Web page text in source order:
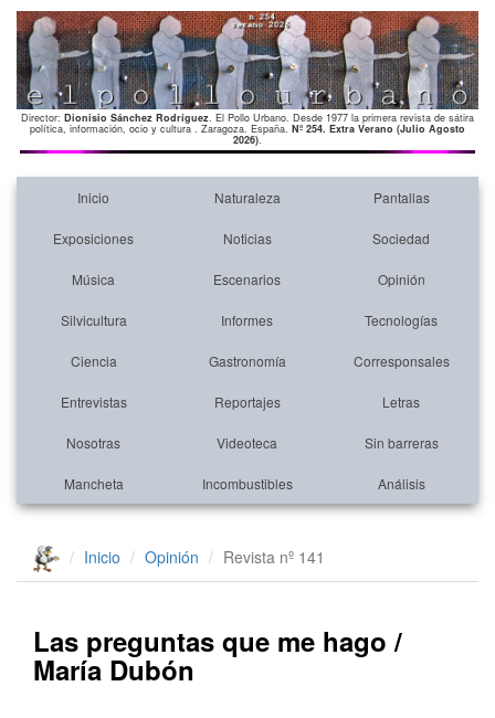
Director: Dionisio Sánchez Rodríguez. El Pollo Urbano. Desde 1977 la primera revista de sátira
política, información, ocio y cultura . Zaragoza. España. Nº 254. Extra Verano (Julio Agosto
2026).
Inicio Naturaleza Pantallas
Exposiciones Noticias Sociedad
Música Escenarios Opinión
Silvicultura Informes Tecnologías
Ciencia Gastronomía Corresponsales
Entrevistas Reportajes Letras
Nosotras Videoteca Sin barreras
Mancheta Incombustibles Análisis
Inicio Opinión Revista nº 141
Las preguntas que me hago /
María Dubón